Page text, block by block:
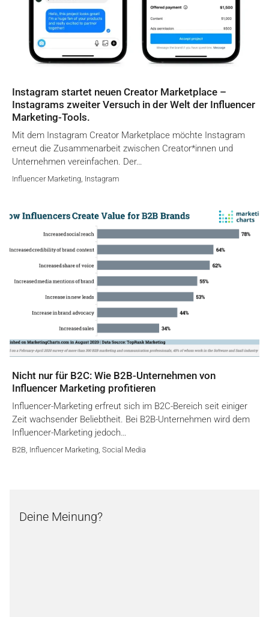
Instagram startet neuen Creator Marketplace –
Instagrams zweiter Versuch in der Welt der Influencer
Marketing-Tools.
Mit dem Instagram Creator Marketplace möchte Instagram
erneut die Zusammenarbeit zwischen Creator*innen und
Unternehmen vereinfachen. Der…
Influencer Marketing, Instagram
Nicht nur für B2C: Wie B2B-Unternehmen von
Influencer Marketing profitieren
Influencer-Marketing erfreut sich im B2C-Bereich seit einiger
Zeit wachsender Beliebtheit. Bei B2B-Unternehmen wird dem
Influencer-Marketing jedoch…
B2B, Influencer Marketing, Social Media
Deine Meinung?